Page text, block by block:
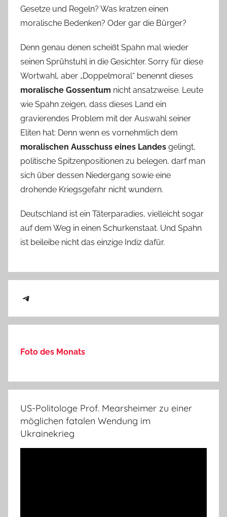
Gesetze und Regeln? Was kratzen einen
moralische Bedenken? Oder gar die Bürger?
Denn genau denen scheißt Spahn mal wieder
seinen Sprühstuhl in die Gesichter. Sorry für diese
Wortwahl, aber „Doppelmoral“ benennt dieses
moralische Gossentum nicht ansatzweise. Leute
wie Spahn zeigen, dass dieses Land ein
gravierendes Problem mit der Auswahl seiner
Eliten hat: Denn wenn es vornehmlich dem
moralischen Ausschuss eines Landes gelingt,
politische Spitzenpositionen zu belegen, darf man
sich über dessen Niedergang sowie eine
drohende Kriegsgefahr nicht wundern.
Deutschland ist ein Täterparadies, vielleicht sogar
auf dem Weg in einen Schurkenstaat. Und Spahn
ist beileibe nicht das einzige Indiz dafür.
Telegram
Foto des Monats
US-Politologe Prof. Mearsheimer zu einer
möglichen fatalen Wendung im
Ukrainekrieg